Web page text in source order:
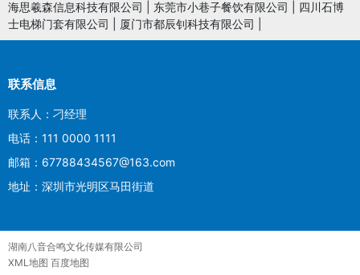
海思羲森信息科技有限公司
东莞市小巷子餐饮有限公司
四川石博
士电梯门套有限公司
厦门市都辰钊科技有限公司
联系信息
联系人：刁经理
电话：111 0000 1111
邮箱：67788434567@163.com
地址：深圳市光明区马田街道
湖南八音合鸣文化传媒有限公司
XML地图 百度地图